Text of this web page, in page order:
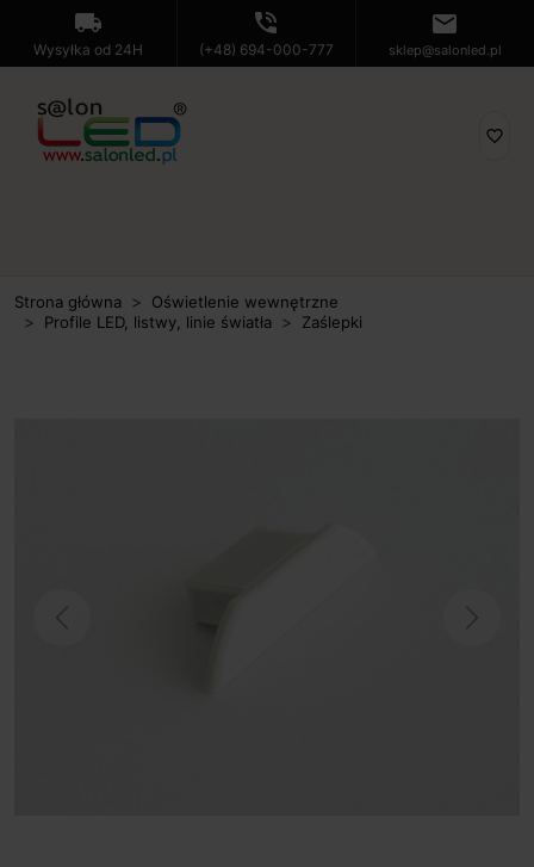
local_shipping
Wysyłka od 24H
phone_in_talk
(+48) 694-000-777
mail
sklep@salonled.pl
favorite_border
Strona główna
Oświetlenie wewnętrzne
Profile LED, listwy, linie światła
Zaślepki